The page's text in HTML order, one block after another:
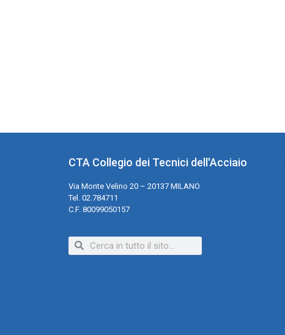
CTA Collegio dei Tecnici dell'Acciaio
Via Monte Velino 20 – 20137 MILANO
Tel. 02.784711
C.F. 80099050157